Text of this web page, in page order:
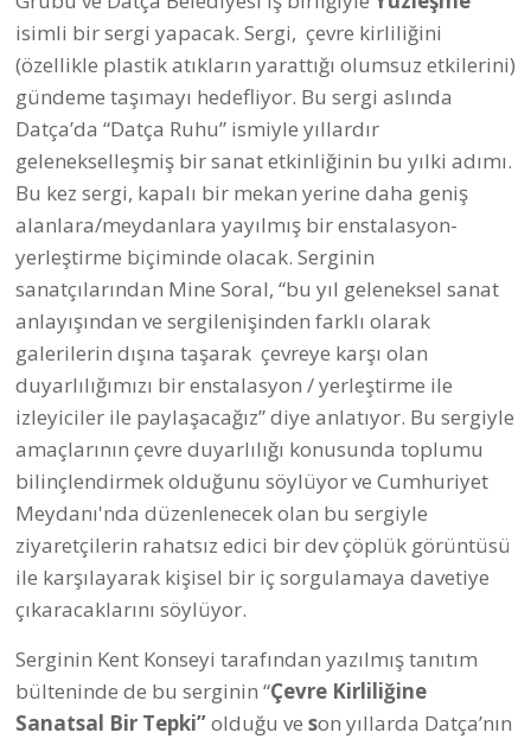
isimli bir sergi yapacak. Sergi, çevre kirliliğini
(özellikle plastik atıkların yarattığı olumsuz etkilerini)
gündeme taşımayı hedefliyor. Bu sergi aslında
Datça’da “Datça Ruhu” ismiyle yıllardır
gelenekselleşmiş bir sanat etkinliğinin bu yılki adımı.
Bu kez sergi, kapalı bir mekan yerine daha geniş
alanlara/meydanlara yayılmış bir enstalasyon-
yerleştirme biçiminde olacak. Serginin
sanatçılarından Mine Soral, “bu yıl geleneksel sanat
anlayışından ve sergilenişinden farklı olarak
galerilerin dışına taşarak çevreye karşı olan
duyarlılığımızı bir enstalasyon / yerleştirme ile
izleyiciler ile paylaşacağız” diye anlatıyor. Bu sergiyle
amaçlarının çevre duyarlılığı konusunda toplumu
bilinçlendirmek olduğunu söylüyor ve Cumhuriyet
Meydanı'nda düzenlenecek olan bu sergiyle
ziyaretçilerin rahatsız edici bir dev çöplük görüntüsü
ile karşılayarak kişisel bir iç sorgulamaya davetiye
çıkaracaklarını söylüyor.
Serginin Kent Konseyi tarafından yazılmış tanıtım
bülteninde de bu serginin “Çevre Kirliliğine
Sanatsal Bir Tepki”olduğu ve son yıllarda Datça’nın